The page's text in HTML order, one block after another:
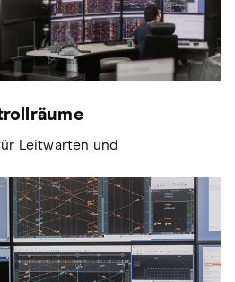
Leitwarten und